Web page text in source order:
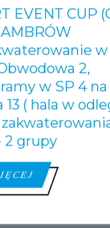
CUP
2012
–
U11)
w
2,
w SP 4 na
( hala w
2 grupy
CZYTAJ
WIĘCEJ